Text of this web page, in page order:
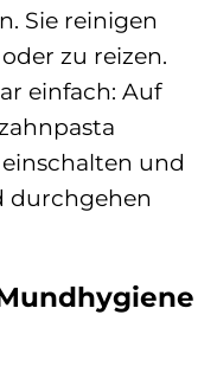
Sie reinigen
zu reizen.
einfach: Auf
und
durchgehen